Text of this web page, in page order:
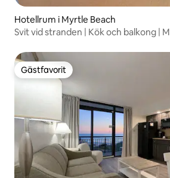
Hotellrum i Myrtle Beach
Svit vid stranden | Kök och balkong |
Gästfavorit
Gästfavorit